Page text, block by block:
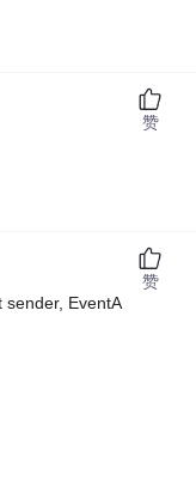
赞
sender, EventA
赞